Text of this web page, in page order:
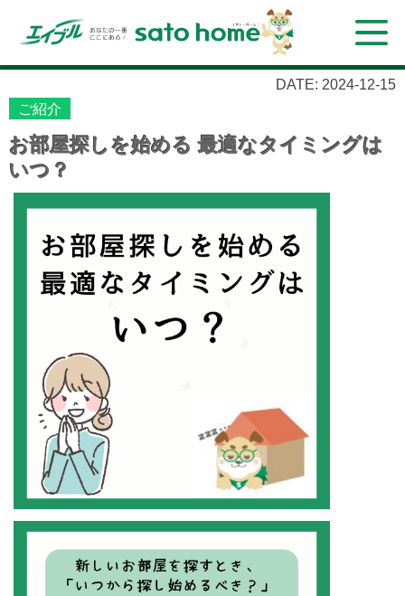
DATE: 2024-12-15
ご紹介
お部屋探しを始める 最適なタイミングは
いつ？